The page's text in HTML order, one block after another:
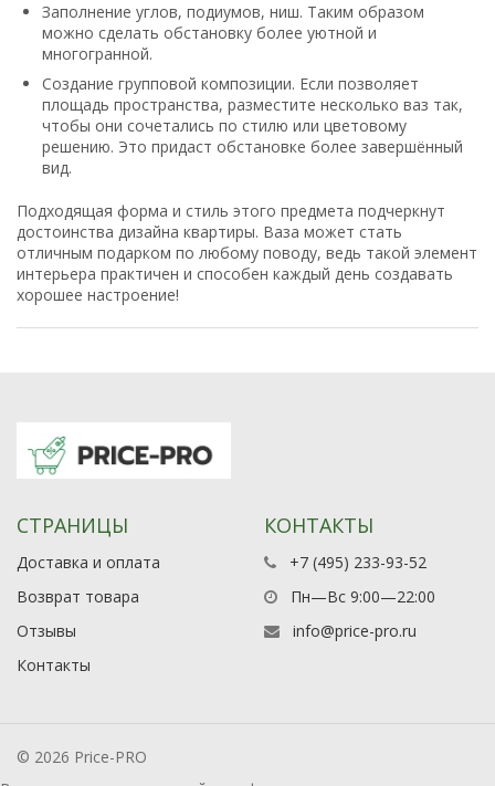
Заполнение углов, подиумов, ниш. Таким образом
можно сделать обстановку более уютной и
многогранной.
Создание групповой композиции. Если позволяет
площадь пространства, разместите несколько ваз так,
чтобы они сочетались по стилю или цветовому
решению. Это придаст обстановке более завершённый
вид.
Подходящая форма и стиль этого предмета подчеркнут
достоинства дизайна квартиры. Ваза может стать
отличным подарком по любому поводу, ведь такой элемент
интерьера практичен и способен каждый день создавать
хорошее настроение!
СТРАНИЦЫ
Доставка и оплата
Возврат товара
Отзывы
Контакты
КОНТАКТЫ
+7 (495) 233-93-52
Пн—Вс 9:00—22:00
info@price-pro.ru
© 2026 Price-PRO